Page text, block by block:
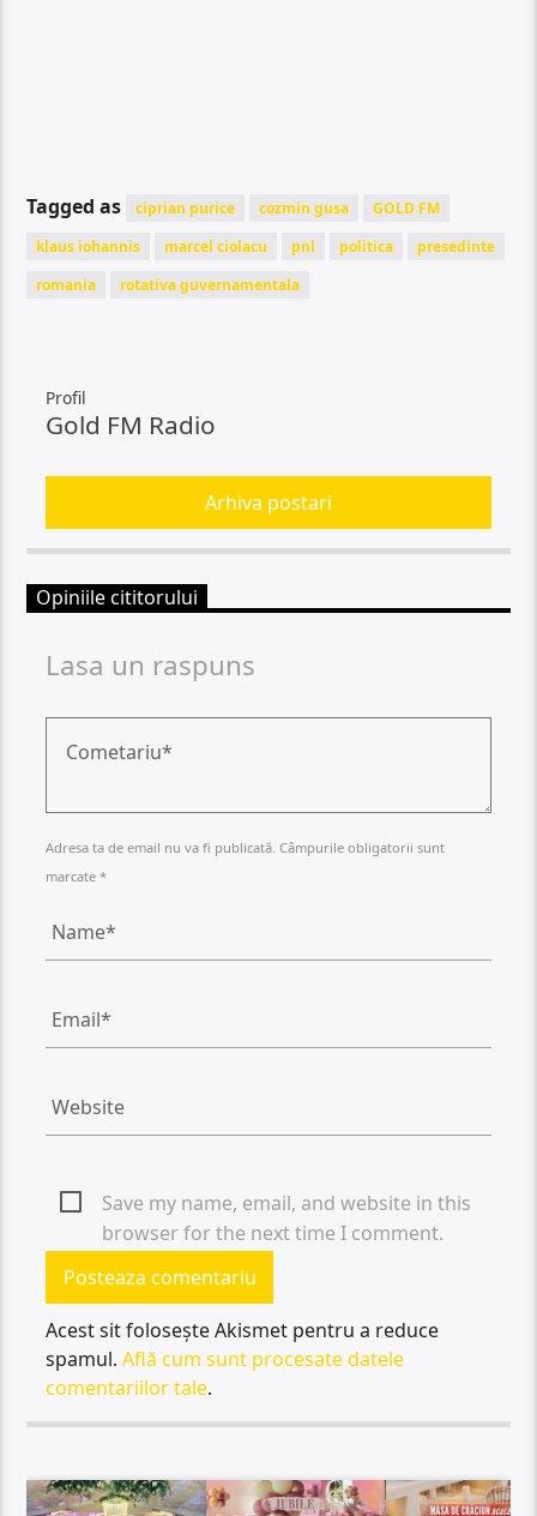
Tagged as ciprian purice cozmin gusa
GOLD FM
klaus iohannis
marcel ciolacu pnl politica
presedinte
romania
rotativa guvernamentala
Profil
Gold FM Radio
Arhiva postari
Opiniile cititorului
Lasa un raspuns
Adresa ta de email nu va fi publicată. Câmpurile obligatorii sunt
marcate *
Save my name, email, and website in this
browser for the next time I comment.
Acest sit folosește Akismet pentru a reduce
spamul.Află cum sunt procesate datele
comentariilor tale.